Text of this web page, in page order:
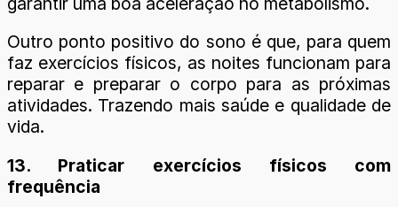
Outro ponto positivo do sono é que, para quem
faz exercícios físicos, as noites funcionam para
reparar e preparar o corpo para as próximas
atividades. Trazendo mais saúde e qualidade de
vida.
13. Praticar exercícios físicos com
frequência